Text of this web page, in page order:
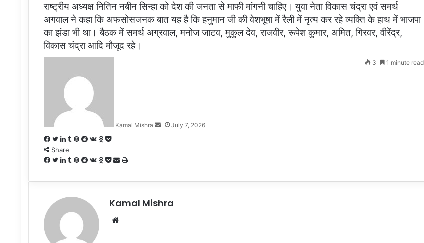
राष्ट्रीय अध्यक्ष नितिन नबीन सिन्हा को देश की जनता से माफी मांगनी चाहिए। युवा नेता विकास चंद्रा एवं समर्थ
अगवाल ने कहा कि अफसोसजनक बात यह है कि हनुमान जी की वेशभूषा में रैली में नृत्य कर रहे व्यक्ति के हाथ में भाजपा
का झंडा भी था। बैठक में समर्थ अग्रवाल, मनोज जाटव, मुकुल देव, राजवीर, रूपेश कुमार, अमित, गिरवर, वीरेंद्र,
विकास चंद्रा आदि मौजूद रहे।
Kamal Mishra July 7, 2026
3 1 minute read
Facebook
Twitter
LinkedIn
Tumblr
Pinterest
RedditVKontakte
Odnoklassniki
Pocket
Share
Facebook
Twitter
LinkedIn
Tumblr
Pinterest
RedditVKontakte
Odnoklassniki
Pocket
Share
Email
Print
Kamal Mishra
Website